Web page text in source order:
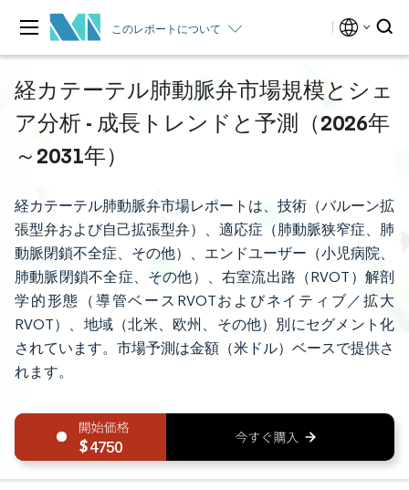
このレポートについて
経カテーテル肺動脈弁市場規模とシェ
ア分析 - 成長トレンドと予測（2026年
～2031年）
経カテーテル肺動脈弁市場レポートは、技術（バルーン拡
張型弁および自己拡張型弁）、適応症（肺動脈狭窄症、肺
動脈閉鎖不全症、その他）、エンドユーザー（小児病院、
肺動脈閉鎖不全症、その他）、右室流出路（RVOT）解剖
学的形態（導管ベースRVOTおよびネイティブ／拡大
RVOT）、地域（北米、欧州、その他）別にセグメント化
されています。市場予測は金額（米ドル）ベースで提供さ
れます。
4750